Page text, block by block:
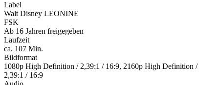
Label
Walt Disney LEONINE
FSK
Ab 16 Jahren freigegeben
Laufzeit
ca. 107 Min.
Bildformat
1080p High Definition / 2,39:1 / 16:9, 2160p High Definition /
2,39:1 / 16:9